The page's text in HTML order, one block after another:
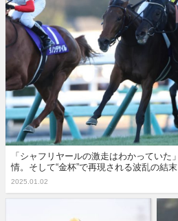
「シャフリヤールの激走はわかってい
情。そして“金杯”で再現される波乱の結
2025.01.02